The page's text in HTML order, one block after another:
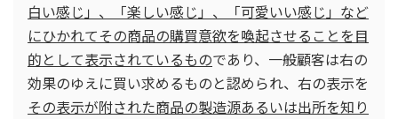
白い感じ」、「楽しい感じ」、「可愛いい感じ」など
にひかれてその商品の購買意欲を喚起させることを目
的として表示されているものであり、一般顧客は右の
効果のゆえに買い求めるものと認められ、右の表示を
その表示が附された商品の製造源あるいは出所を知り